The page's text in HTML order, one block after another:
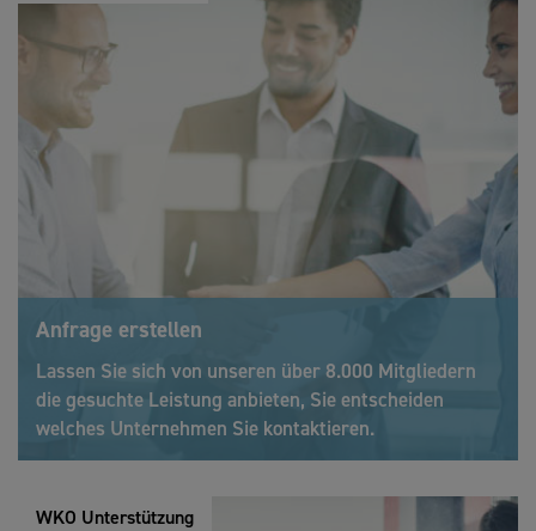
Anfrage erstellen
Lassen Sie sich von unseren über 8.000 Mitgliedern
die gesuchte Leistung anbieten, Sie entscheiden
welches Unternehmen Sie kontaktieren.
WKO Unterstützung